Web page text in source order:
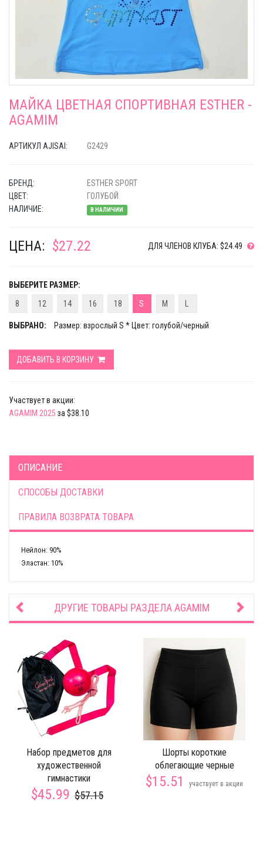
МАЙКА ЦВЕТНАЯ СПОРТИВНАЯ ESTHER -
AGAMIM
АРТИКУЛ AJISAI: G2429
БРЕНД:
ESTHER SPORT
ЦВЕТ:
ГОЛУБОЙ
НАЛИЧИЕ:
В НАЛИЧИИ
ЦЕНА: $27.22 ДЛЯ ЧЛЕНОВ КЛУБА: $24.49
ВЫБЕРИТЕ РАЗМЕР:
8
12 14 16 18 S M
ВЫБРАНО: Размер: взрослый S * Цвет: голубой/черный
ДОБАВИТЬ В КОРЗИНУ
Участвует в акции:
AGAMIM 2025 за $38.10
ОПИСАНИЕ
СПОСОБЫ ДОСТАВКИ
ПРАВИЛА ВОЗВРАТА ТОВАРА
Нейлон: 90%
Эластан: 10%
ДРУГИЕ ТОВАРЫ РАЗДЕЛАAGAMIM
Набор предметов для
художественной
гимнастики
$45.99 $57.15
Шорты короткие
облегающие черные
$15.51 участвует в акции